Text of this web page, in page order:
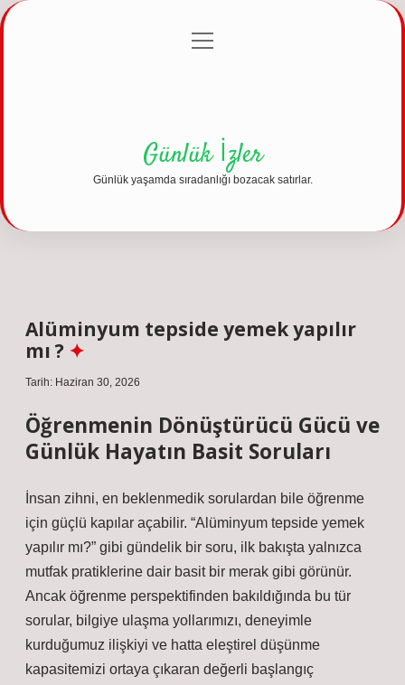
Gizlilik Politikası
menüyü
Günlük İzler
Günlük yaşamda sıradanlığı bozacak satırlar.
Alüminyum tepside yemek yapılır
mı ?
Tarih: Haziran 30, 2026
Öğrenmenin Dönüştürücü Gücü ve
Günlük Hayatın Basit Soruları
İnsan zihni, en beklenmedik sorulardan bile öğrenme
için güçlü kapılar açabilir. “Alüminyum tepside yemek
yapılır mı?” gibi gündelik bir soru, ilk bakışta yalnızca
mutfak pratiklerine dair basit bir merak gibi görünür.
Ancak öğrenme perspektifinden bakıldığında bu tür
sorular, bilgiye ulaşma yollarımızı, deneyimle
kurduğumuz ilişkiyi ve hatta eleştirel düşünme
kapasitemizi ortaya çıkaran değerli başlangıç